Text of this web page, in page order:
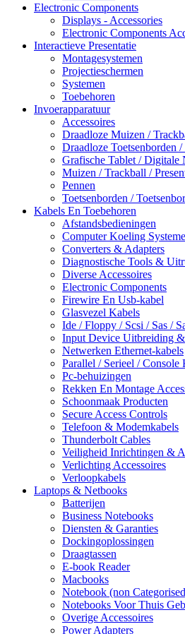
Electronic Components
Displays - Accessories
Electronic Components
Interactieve Presentatie
Montagesystemen
Projectieschermen
Systemen
Toebehoren
Invoerapparatuur
Accessoires
Draadloze Muizen /
Draadloze Toetsenborden
Grafische Tablet / Digitale
Muizen / Trackball /
Pennen
Toetsenborden /
Kabels En Toebehoren
Afstandsbedieningen
Computer Koeling
Converters & Adapters
Diagnostische Tools &
Diverse Accessoires
Electronic Components
Firewire En Usb-kabel
Glasvezel Kabels
Ide / Floppy / Scsi / Sas /
Input Device Uitbreiding
Netwerken Ethernet-kabels
Parallel / Serieel / Console
Pc-behuizingen
Rekken En Montage
Schoonmaak Producten
Secure Access Controls
Telefoon & Modemkabels
Thunderbolt Cables
Veiligheid Inrichtingen &
Verlichting Accessoires
Verloopkabels
Laptops & Netbooks
Batterijen
Business Notebooks
Diensten & Garanties
Dockingoplossingen
Draagtassen
E-book Reader
Macbooks
Notebook (non
Notebooks Voor Thuis
Overige Accessoires
Power Adapters